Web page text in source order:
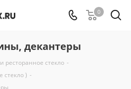
0
декантеры
ресторанное стекло -
стекло ) -